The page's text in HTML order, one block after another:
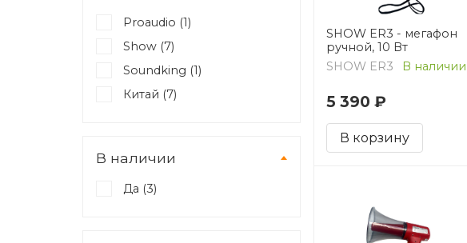
Proaudio (1)
Show (7)
Soundking (1)
Китай (7)
В наличии
Да (3)
SHOW ER3 - мегафон
ручной, 10 Вт
SHOW ER3
В наличии
5 390 ₽
В корзину